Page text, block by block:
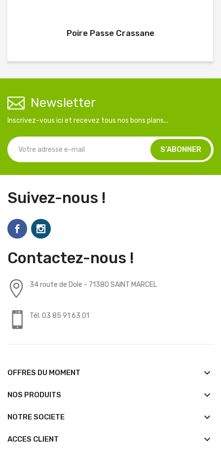
Poire Passe Crassane
Newsletter
Inscrivez-vous ici et recevez tous nos bons plans...
Suivez-nous !
Contactez-nous !
34 route de Dole - 71380 SAINT MARCEL
Tél. 03 85 91 63 01
OFFRES DU MOMENT keyboard_arrow_down
NOS PRODUITS keyboard_arrow_down
NOTRE SOCIETE keyboard_arrow_down
ACCES CLIENT keyboard_arrow_down